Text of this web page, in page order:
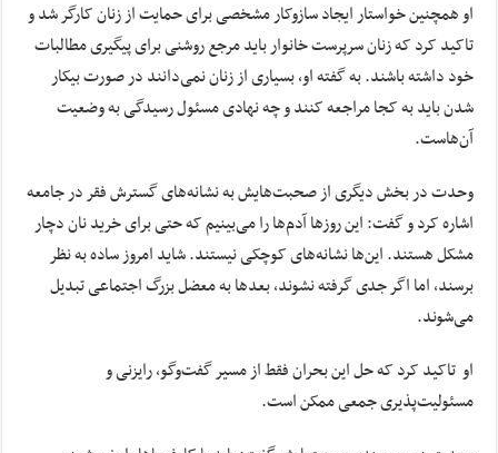
او همچنین خواستار ایجاد سازوکار مشخصی برای حمایت از زنان کارگر شد و
تاکید کرد که زنان سرپرست خانوار باید مرجع روشنی برای پیگیری مطالبات
خود داشته باشند. به گفته او، بسیاری از زنان نمی‌دانند در صورت بیکار
شدن باید به کجا مراجعه کنند و چه نهادی مسئول رسیدگی به وضعیت
آن‌هاست.
وحدت در بخش دیگری از صحبت‌هایش به نشانه‌های گسترش فقر در جامعه
اشاره کرد و گفت: این روزها آدم‌ها را می‌بینیم که حتی برای خرید نان دچار
مشکل هستند. این‌ها نشانه‌های کوچکی نیستند. شاید امروز ساده به نظر
برسند، اما اگر جدی گرفته نشوند، بعدها به معضل بزرگ اجتماعی تبدیل
می‌شوند.
او تاکید کرد که حل این بحران فقط از مسیر گفت‌وگو، رایزنی و
مسئولیت‌پذیری جمعی ممکن است.